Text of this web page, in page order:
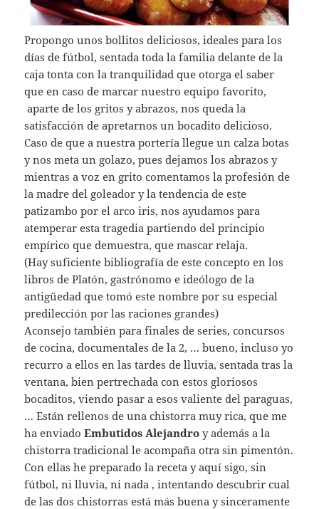
Propongo unos bollitos deliciosos, ideales para los
días de fútbol, sentada toda la familia delante de la
caja tonta con la tranquilidad que otorga el saber
que en caso de marcar nuestro equipo favorito,
aparte de los gritos y abrazos, nos queda la
satisfacción de apretarnos un bocadito delicioso.
Caso de que a nuestra portería llegue un calza botas
y nos meta un golazo, pues dejamos los abrazos y
mientras a voz en grito comentamos la profesión de
la madre del goleador y la tendencia de este
patizambo por el arco iris, nos ayudamos para
atemperar esta tragedia partiendo del principio
empírico que demuestra, que mascar relaja.
(Hay suficiente bibliografía de este concepto en los
libros de Platón, gastrónomo e ideólogo de la
antigüedad que tomó este nombre por su especial
predilección por las raciones grandes)
Aconsejo también para finales de series, concursos
de cocina, documentales de la 2, … bueno, incluso yo
recurro a ellos en las tardes de lluvia, sentada tras la
ventana, bien pertrechada con estos gloriosos
bocaditos, viendo pasar a esos valiente del paraguas,
… Están rellenos de una chistorra muy rica, que me
ha enviadoEmbutidos Alejandro y además a la
chistorra tradicional le acompaña otra sin pimentón.
Con ellas he preparado la receta y aquí sigo, sin
fútbol, ni lluvia, ni nada , intentando descubrir cual
de las dos chistorras está más buena y sinceramente